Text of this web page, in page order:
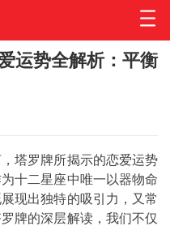
运势全解析：平衡
塔罗牌所揭示的恋爱运势
十二星座中唯一以器物命
现出独特的吸引力，又常
牌的深层解读，我们不仅